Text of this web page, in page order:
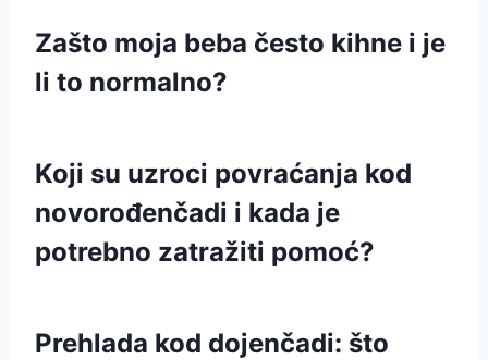
Zašto moja beba često kihne i je
li to normalno?
Koji su uzroci povraćanja kod
novorođenčadi i kada je
potrebno zatražiti pomoć?
Prehlada kod dojenčadi: što